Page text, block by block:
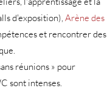
d'exposition), Arène des
et rencontrer des
réunions » pour
sont intenses.